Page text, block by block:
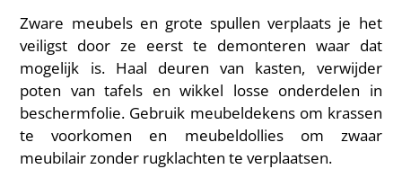
Zware meubels en grote spullen verplaats je het
veiligst door ze eerst te demonteren waar dat
mogelijk is. Haal deuren van kasten, verwijder
poten van tafels en wikkel losse onderdelen in
beschermfolie. Gebruik meubeldekens om krassen
te voorkomen en meubeldollies om zwaar
meubilair zonder rugklachten te verplaatsen.